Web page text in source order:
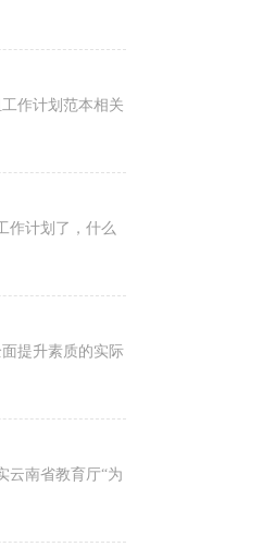
作计划范本相关
作计划了，什么
提升素质的实际
云南省教育厅“为